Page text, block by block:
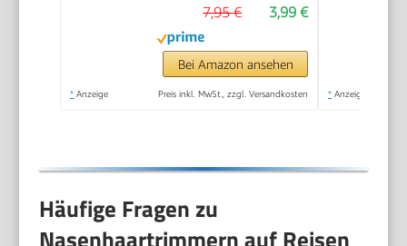
(abnehmbar) |
Nasenhaarentferner |
Nasenhaare
entfernen |
3,99 €
7,95 €
Bei Amazon ansehen
* Anzeige Preis inkl. MwSt., zzgl. Versandkosten * Anzeige
Häufige Fragen zu